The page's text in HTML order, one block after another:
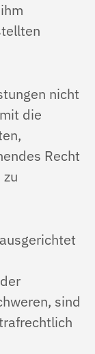
nicht
die
Recht
sind